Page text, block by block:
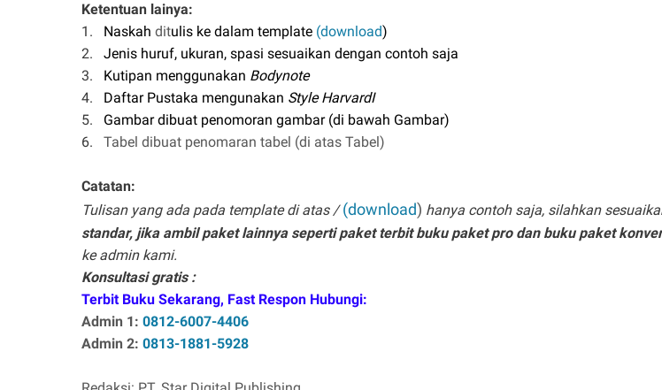
Ketentuan lainya:
1.
Naskah ditulis ke dalam template (download)
2.
Jenis huruf, ukuran, spasi sesuaikan dengan contoh saja
3.
Kutipan menggunakan Bodynote
4.
Daftar Pustaka mengunakan Style HarvardI
5.
Gambar dibuat penomoran gambar (di bawah Gambar)
6.
Tabel dibuat penomaran tabel (di atas Tabel)
Catatan:
Tulisan yang ada pada template di atas /(download) hanya contoh saja, silahkan
standar, jika ambil paket lainnya seperti paket terbit buku paket pro dan buku paket
ke admin kami.
Konsultasi gratis :
Terbit Buku Sekarang, Fast Respon Hubungi:
Admin 1: 0812-6007-4406
Admin 2: 0813-1881-5928